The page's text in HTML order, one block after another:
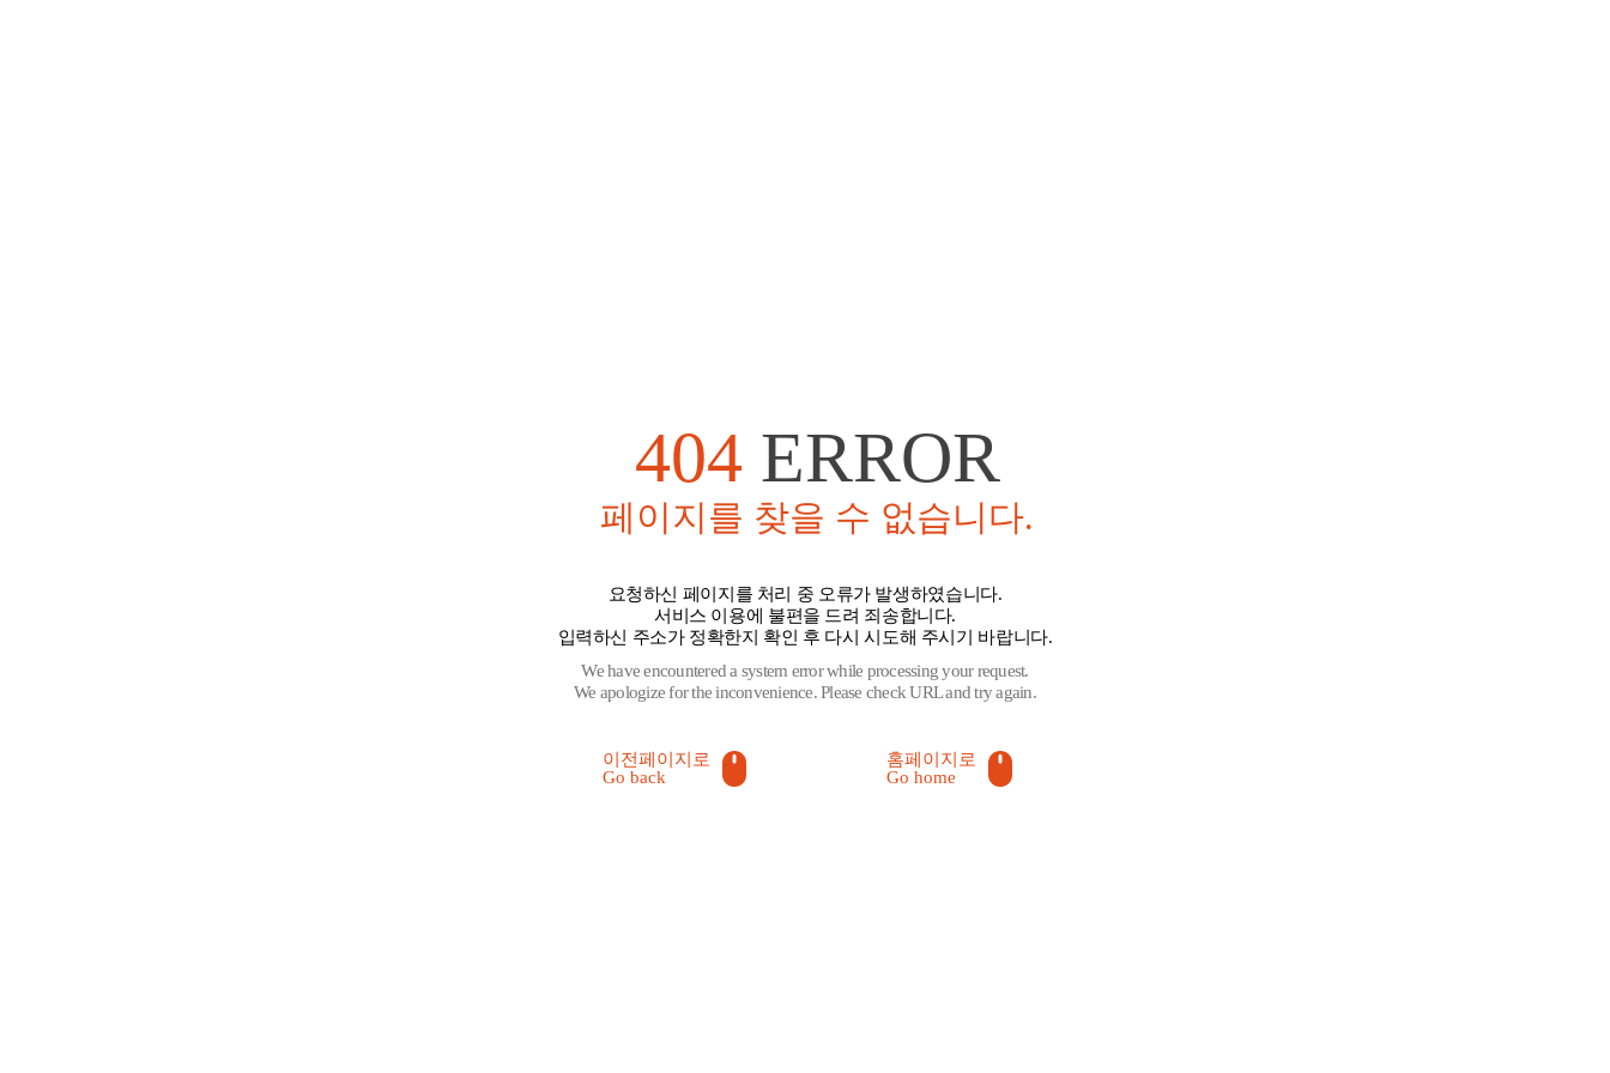
404 ERROR
페이지를 찾을 수 없습니다.
요청하신 페이지를 처리 중 오류가 발생하였습니다.
서비스 이용에 불편을 드려 죄송합니다.
입력하신 주소가 정확한지 확인 후 다시 시도해 주시기 바랍니다.
We have encountered a system error while processing your request.
We apologize for the inconvenience. Please check URL and try again.
이전페이지로
Go back
홈페이지로
Go home